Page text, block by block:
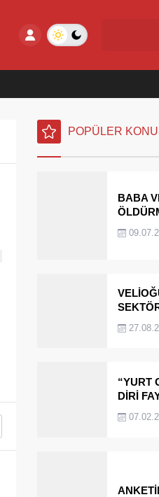
POPÜLER
BABA
“YURT
DİRİ